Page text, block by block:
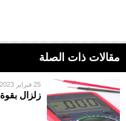
مقالات ذات الصلة
25 فبراير 2023
زلزال بقوة 6.1 درجة يضرب اليابان